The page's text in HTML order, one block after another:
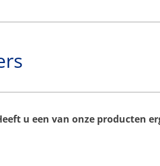
u een van onze producten